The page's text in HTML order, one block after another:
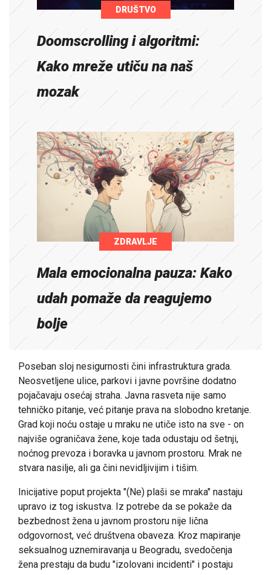
DRUŠTVO
Doomscrolling i algoritmi:
Kako mreže utiču na naš
mozak
ZDRAVLJE
Mala emocionalna pauza: Kako
udah pomaže da reagujemo
bolje
Poseban sloj nesigurnosti čini infrastruktura grada.
Neosvetljene ulice, parkovi i javne površine dodatno
pojačavaju osećaj straha. Javna rasveta nije samo
tehničko pitanje, već pitanje prava na slobodno kretanje.
Grad koji noću ostaje u mraku ne utiče isto na sve - on
najviše ograničava žene, koje tada odustaju od šetnji,
noćnog prevoza i boravka u javnom prostoru. Mrak ne
stvara nasilje, ali ga čini nevidljivijim i tišim.
Inicijative poput projekta "(Ne) plaši se mraka" nastaju
upravo iz tog iskustva. Iz potrebe da se pokaže da
bezbednost žena u javnom prostoru nije lična
odgovornost, već društvena obaveza. Kroz mapiranje
seksualnog uznemiravanja u Beogradu, svedočenja
žena prestaju da budu "izolovani incidenti" i postaju